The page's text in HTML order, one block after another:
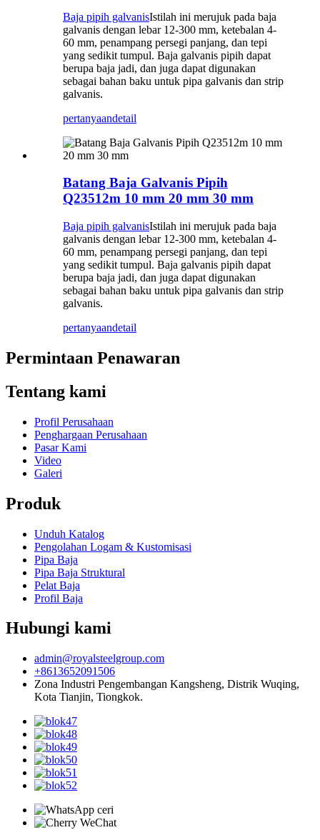
Baja pipih galvanisIstilah ini merujuk pada baja
galvanis dengan lebar 12-300 mm, ketebalan 4-
60 mm, penampang persegi panjang, dan tepi
yang sedikit tumpul. Baja galvanis pipih dapat
berupa baja jadi, dan juga dapat digunakan
sebagai bahan baku untuk pipa galvanis dan strip
galvanis.
pertanyaandetail
Batang Baja Galvanis Pipih
Q23512m 10 mm 20 mm 30 mm
Baja pipih galvanisIstilah ini merujuk pada baja
galvanis dengan lebar 12-300 mm, ketebalan 4-
60 mm, penampang persegi panjang, dan tepi
yang sedikit tumpul. Baja galvanis pipih dapat
berupa baja jadi, dan juga dapat digunakan
sebagai bahan baku untuk pipa galvanis dan strip
galvanis.
pertanyaandetail
Permintaan Penawaran
Tentang kami
Profil Perusahaan
Penghargaan Perusahaan
Pasar Kami
Video
Galeri
Produk
Unduh Katalog
Pengolahan Logam & Kustomisasi
Pipa Baja
Pipa Baja Struktural
Pelat Baja
Profil Baja
Hubungi kami
admin@royalsteelgroup.com
+8613652091506
Zona Industri Pengembangan Kangsheng, Distrik Wuqing,
Kota Tianjin, Tiongkok.